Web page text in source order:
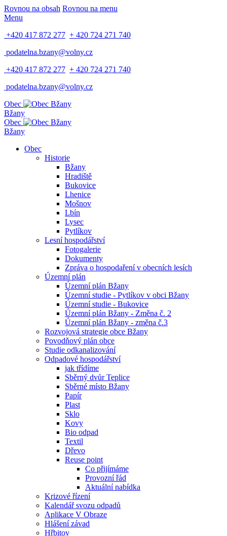
Rovnou na obsah Rovnou na menu
Menu
+420 417 872 277 + 420 724 271 740
podatelna.bzany@volny.cz
+420 417 872 277 + 420 724 271 740
podatelna.bzany@volny.cz
Obec
Bžany
Obec
Bžany
Obec
Historie
Bžany
Hradiště
Bukovice
Lhenice
Mošnov
Lbín
Lysec
Pytlíkov
Lesní hospodářství
Fotogalerie
Dokumenty
Zpráva o hospodaření v obecních lesích
Územní plán
Územní plán Bžany
Územní studie - Pytlíkov v obci Bžany
Územní studie - Bukovice
Územní plán Bžany - Změna č. 2
Územní plán Bžany - změna č.3
Rozvojová strategie obce Bžany
Povodňový plán obce
Studie odkanalizování
Odpadové hospodářství
jak třídíme
Sběrný dvůr Teplice
Sběrné místo Bžany
Papír
Plast
Sklo
Kovy
Bio odpad
Textil
Dřevo
Reuse point
Co přijímáme
Provozní řád
Aktuální nabídka
Krizové řízení
Kalendář svozu odpadů
Aplikace V Obraze
Hlášení závad
Hřbitov